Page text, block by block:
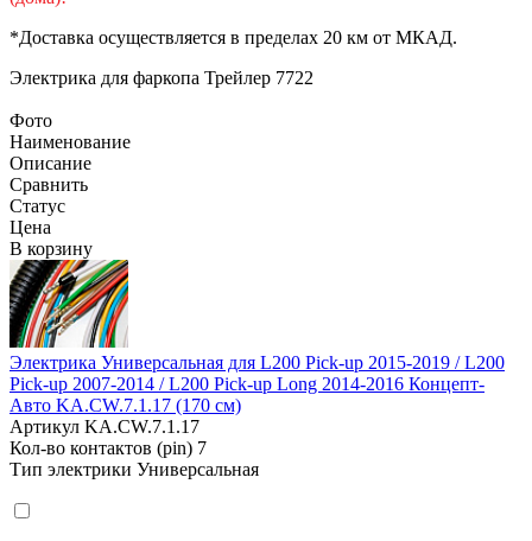
*Доставка осуществляется в пределах 20 км от МКАД.
Электрика для фаркопа Трейлер 7722
Фото
Наименование
Описание
Сравнить
Статус
Цена
В корзину
Электрика Универсальная для L200 Pick-up 2015-2019 / L200
Pick-up 2007-2014 / L200 Pick-up Long 2014-2016 Концепт-
Авто KA.CW.7.1.17 (170 см)
Артикул KA.CW.7.1.17
Кол-во контактов (pin) 7
Тип электрики Универсальная